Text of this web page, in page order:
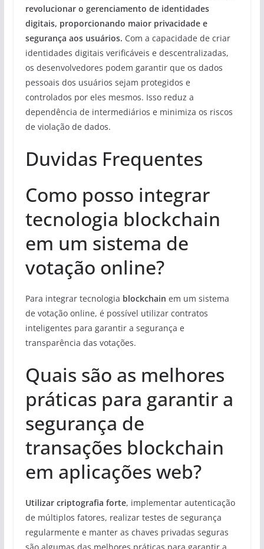
revolucionar o gerenciamento de identidades
digitais, proporcionando maior privacidade e
segurança aos usuários. Com a capacidade de criar
identidades digitais verificáveis e descentralizadas,
os desenvolvedores podem garantir que os dados
pessoais dos usuários sejam protegidos e
controlados por eles mesmos. Isso reduz a
dependência de intermediários e minimiza os riscos
de violação de dados.
Duvidas Frequentes
Como posso integrar
tecnologia blockchain
em um sistema de
votação online?
Para integrar tecnologia blockchain em um sistema
de votação online, é possível utilizar contratos
inteligentes para garantir a segurança e
transparência das votações.
Quais são as melhores
práticas para garantir a
segurança de
transações blockchain
em aplicações web?
Utilizar criptografia forte, implementar autenticação
de múltiplos fatores, realizar testes de segurança
regularmente e manter as chaves privadas seguras